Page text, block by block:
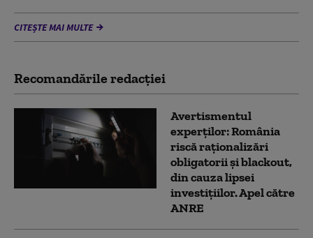
CITEȘTE MAI MULTE
Recomandările redacţiei
Avertismentul
experților: România
riscă raționalizări
obligatorii și blackout,
din cauza lipsei
investițiilor. Apel către
ANRE